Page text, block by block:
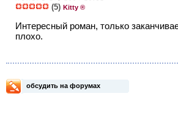
(5) Kitty ®
Интересный роман, только
плохо.
обсудить на форумах